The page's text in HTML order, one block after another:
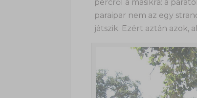
percről a másikra: a
paraipar nem az egy
játszik. Ezért aztán azok,